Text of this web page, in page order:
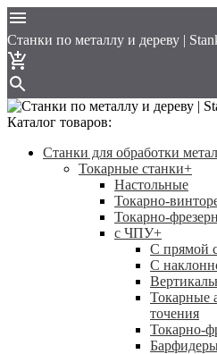
Cтанки по металлу и дереву |
Каталог товаров:
Станки для обработки
Токарные станки+
Настольные
Токарно-
Токарно-
с ЧПУ+
С прямой
C
Токарные
точения
Токарно-